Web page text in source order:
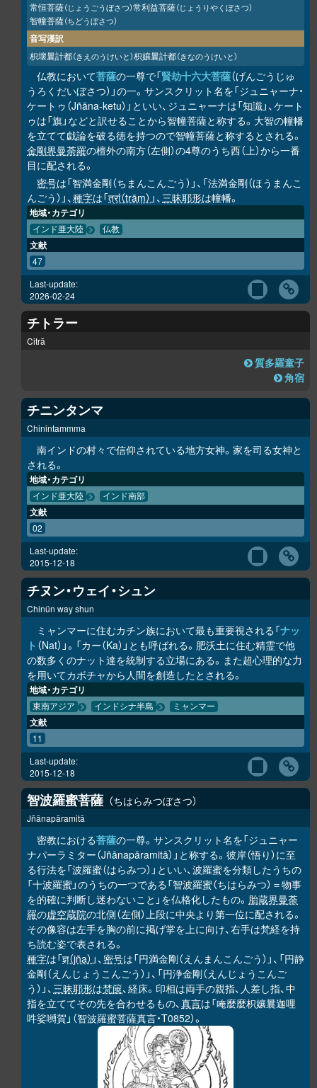
常恒菩薩（じょうごうぼさつ）常利益菩薩（じょうりやくぼさつ）
智幢菩薩（ちどうぼさつ）
音写漢訳
枳壞曩計都（きえのうけいと）枳孃曩計都（きなのうけいと）
仏教において菩薩の一尊で「賢劫十六大菩薩（げんごうじゅ
うろくだいぼさつ）」の一。サンスクリット名を「ジュニャーナ・
ケートゥ（Jñāna-ketu）」といい、ジュニャーナは「知識」、ケート
ゥは「旗」などと訳せることから智幢菩薩と称する。大智の幢幡
を立てて戯論を破る徳を持つので智幢菩薩と称するとされる。
金剛界曼荼羅の檀外の南方（左側）の4尊のうち西（上）から一番
目に配される。
密号は「智満金剛（ちまんこんごう）」、「法満金剛（ほうまんこ
んごう）」、種字は「त्रां（trāṃ） 」、三昧耶形は幢幡。
地域・カテゴリ
インド亜大陸 仏教
文献
47
Last-update:
2026-02-24
チトラー
Citrā
質多羅童子
角宿
チニンタンマ
Chinintammma
南インドの村々で信仰されている地方女神。家を司る女神と
される。
地域・カテゴリ
インド亜大陸 インド南部
文献
02
Last-update:
2015-12-18
チヌン・ウェイ・シュン
Chinün way shun
ミャンマーに住むカチン族において最も重要視される「ナッ
ト （Nat）」。「カー（Ka）」とも呼ばれる。肥沃土に住む精霊で他
の数多くのナット達を統制する立場にある。また超心理的な力
を用いてカボチャから人間を創造したとされる。
地域・カテゴリ
東南アジア インドシナ半島 ミャンマー
文献
11
Last-update:
2015-12-18
智波羅蜜菩薩 ちはらみつぼさつ
Jñānapāramitā
密教における菩薩の一尊。サンスクリット名を「ジュニャー
ナパーラミター（Jñānapāramitā）」と称する。彼岸（悟り）に至
る行法を「波羅蜜（はらみつ）」といい、波羅蜜を分類したうちの
「十波羅蜜」のうちの一つである「智波羅蜜（ちはらみつ）＝物事
を的確に判断し迷わないこと」を仏格化したもの。 胎蔵界曼荼
羅の虚空蔵院の北側（左側）上段に中央より第一位に配される。
その像容は左手を胸の前に掲げ掌を上に向け、右手は梵経を持
ち読む姿で表される。
種字は「ज्ञ（jña） 」、 密号は「円満金剛（えんまんこんごう）」、「円静
金剛（えんじょうこんごう）」、「円浄金剛（えんじょうこんご
う）」、三昧耶形は梵篋、経床。印相は両手の親指、人差し指、中
指を立ててその先を合わせるもの、真言は「唵麼麼枳孃曩迦哩
吽娑嚩賀」（智波羅蜜菩薩真言・T0852）。